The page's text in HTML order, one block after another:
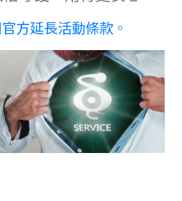
方延長活動條款。